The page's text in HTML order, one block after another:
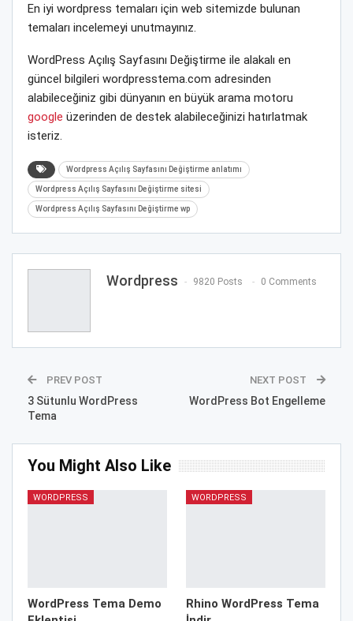
En iyi wordpress temaları için web sitemizde bulunan
temaları incelemeyi unutmayınız.
WordPress Açılış Sayfasını Değiştirme ile alakalı en
güncel bilgileri wordpresstema.com adresinden
alabileceğiniz gibi dünyanın en büyük arama motoru
google üzerinden de destek alabileceğinizi hatırlatmak
isteriz.
Wordpress Açılış Sayfasını Değiştirme anlatımı
Wordpress Açılış Sayfasını Değiştirme sitesi
Wordpress Açılış Sayfasını Değiştirme wp
Wordpress 9820 Posts 0 Comments
PREV POST
3 Sütunlu WordPress
Tema
NEXT POST
WordPress Bot Engelleme
You Might Also Like
WORDPRESS
WordPress Tema Demo
WORDPRESS
Rhino WordPress Tema